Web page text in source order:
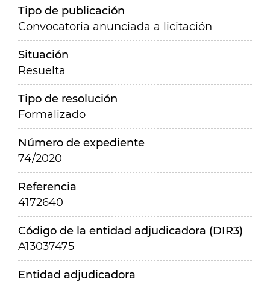
Tipo de publicación
Convocatoria anunciada a licitación
Situación
Resuelta
Tipo de resolución
Formalizado
Número de expediente
74/2020
Referencia
4172640
Código de la entidad adjudicadora (DIR3)
A13037475
Entidad adjudicadora